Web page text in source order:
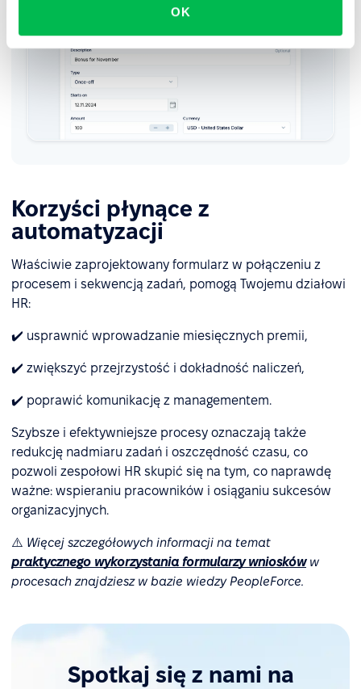
OK
Korzyści płynące z
automatyzacji
Właściwie zaprojektowany formularz w połączeniu z
procesem i sekwencją zadań, pomogą Twojemu działowi
HR:
✔️ usprawnić wprowadzanie miesięcznych premii,
✔️ zwiększyć przejrzystość i dokładność naliczeń,
✔️ poprawić komunikację z managementem.
Szybsze i efektywniejsze procesy oznaczają także
redukcję nadmiaru zadań i oszczędność czasu, co
pozwoli zespołowi HR skupić się na tym, co naprawdę
ważne: wspieraniu pracowników i osiąganiu sukcesów
organizacyjnych.
⚠️ Więcej szczegółowych informacji na temat
praktycznego wykorzystania formularzy wnioskóww
procesach znajdziesz w bazie wiedzy PeopleForce.
Spotkaj się z nami na